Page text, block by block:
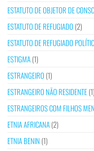
ESTATUTO DE OBJETOR DE
ESTATUTO DE REFUGIADO (2)
ESTATUTO DE REFUGIADO
ESTIGMA(1)
ESTRANGEIRO (1)
ESTRANGEIRO NÃO RESIDENTE(1)
ESTRANGEIROS COM FILHOS
ETNIA AFRICANA(2)
ETNIA BENIN (1)